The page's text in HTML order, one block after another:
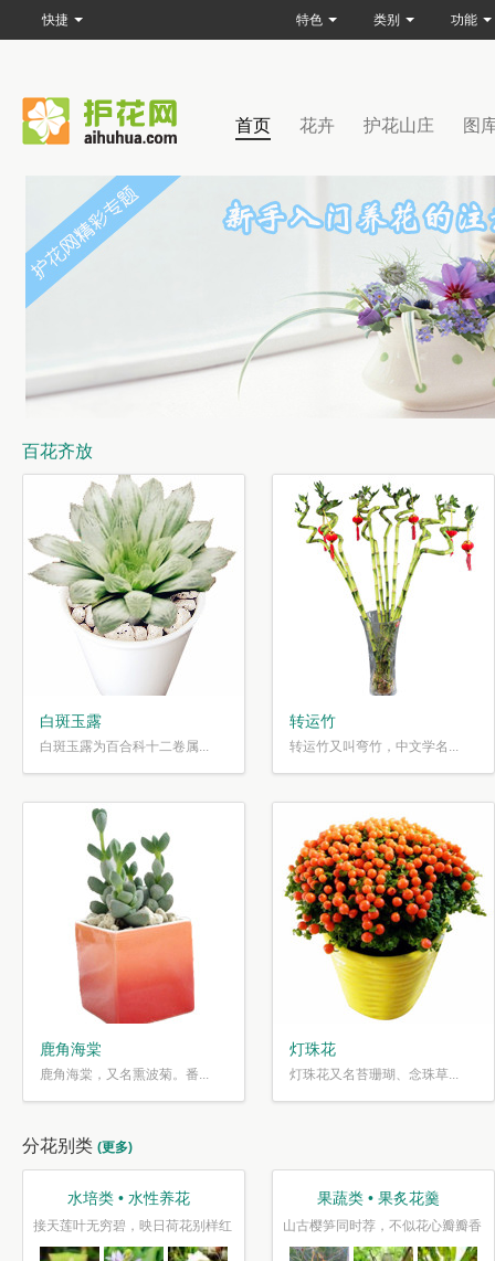
首页 花卉 护花山庄 图
百花齐放
白斑玉露
白斑玉露为百合科十二卷属...
转运竹
转运竹又叫弯竹，中文学名...
鹿角海棠
鹿角海棠，又名熏波菊。番...
灯珠花
灯珠花又名苔珊瑚、念珠草...
分花别类 (更多)
水培类 • 水性养花
接天莲叶无穷碧，映日荷花别样红
果蔬类 • 果炙花羹
山古樱笋同时荐，不似花心瓣瓣香
快捷 特色 类别 功能